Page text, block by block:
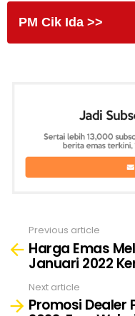
PM Cik Ida >>
more
Previous article
Harga Emas
Januari 2022
Next article
Promosi Dealer